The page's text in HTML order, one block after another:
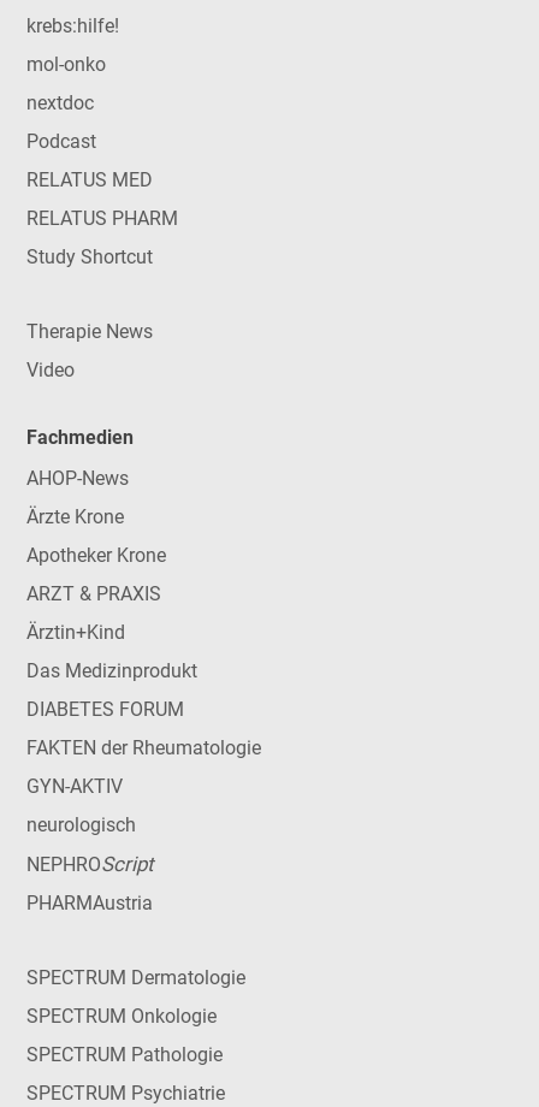
krebs:hilfe!
mol-onko
nextdoc
Podcast
RELATUS MED
RELATUS PHARM
Study Shortcut
Therapie News
Video
Fachmedien
AHOP-News
Ärzte Krone
Apotheker Krone
ARZT & PRAXIS
Ärztin+Kind
Das Medizinprodukt
DIABETES FORUM
FAKTEN der Rheumatologie
GYN-AKTIV
neurologisch
NEPHROScript
PHARMAustria
SPECTRUM Dermatologie
SPECTRUM Onkologie
SPECTRUM Pathologie
SPECTRUM Psychiatrie